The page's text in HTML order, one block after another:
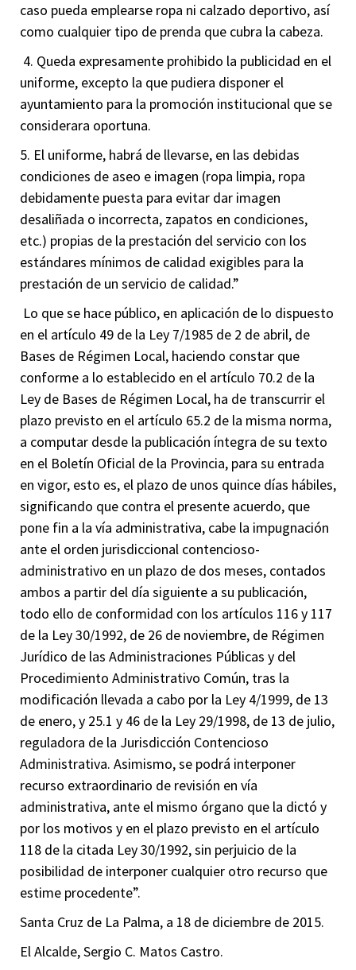
caso pueda emplearse ropa ni calzado deportivo, así
como cualquier tipo de prenda que cubra la cabeza.
4. Queda expresamente prohibido la publicidad en el
uniforme, excepto la que pudiera disponer el
ayuntamiento para la promoción institucional que se
considerara oportuna.
5. El uniforme, habrá de llevarse, en las debidas
condiciones de aseo e imagen (ropa limpia, ropa
debidamente puesta para evitar dar imagen
desaliñada o incorrecta, zapatos en condiciones,
etc.) propias de la prestación del servicio con los
estándares mínimos de calidad exigibles para la
prestación de un servicio de calidad.”
Lo que se hace público, en aplicación de lo dispuesto
en el artículo 49 de la Ley 7/1985 de 2 de abril, de
Bases de Régimen Local, haciendo constar que
conforme a lo establecido en el artículo 70.2 de la
Ley de Bases de Régimen Local, ha de transcurrir el
plazo previsto en el artículo 65.2 de la misma norma,
a computar desde la publicación íntegra de su texto
en el Boletín Oficial de la Provincia, para su entrada
en vigor, esto es, el plazo de unos quince días hábiles,
significando que contra el presente acuerdo, que
pone fin a la vía administrativa, cabe la impugnación
ante el orden jurisdiccional contencioso-
administrativo en un plazo de dos meses, contados
ambos a partir del día siguiente a su publicación,
todo ello de conformidad con los artículos 116 y 117
de la Ley 30/1992, de 26 de noviembre, de Régimen
Jurídico de las Administraciones Públicas y del
Procedimiento Administrativo Común, tras la
modificación llevada a cabo por la Ley 4/1999, de 13
de enero, y 25.1 y 46 de la Ley 29/1998, de 13 de julio,
reguladora de la Jurisdicción Contencioso
Administrativa. Asimismo, se podrá interponer
recurso extraordinario de revisión en vía
administrativa, ante el mismo órgano que la dictó y
por los motivos y en el plazo previsto en el artículo
118 de la citada Ley 30/1992, sin perjuicio de la
posibilidad de interponer cualquier otro recurso que
estime procedente”.
Santa Cruz de La Palma, a 18 de diciembre de 2015.
El Alcalde, Sergio C. Matos Castro.